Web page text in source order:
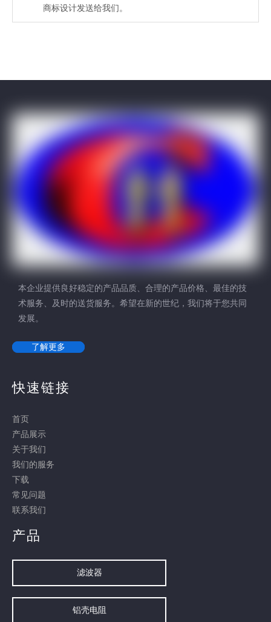
商标设计发送给我们。
本企业提供良好稳定的产品品质、合理的产品价格、最佳的技
术服务、及时的送货服务。希望在新的世纪，我们将于您共同
发展。
了解更多
快速链接
首页
产品展示
关于我们
我们的服务
下载
常见问题
联系我们
产品
滤波器
铝壳电阻